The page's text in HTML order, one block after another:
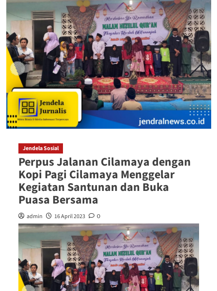
Jendela Sosial
Perpus Jalanan Cilamaya dengan
Kopi Pagi Cilamaya Menggelar
Kegiatan Santunan dan Buka
Puasa Bersama
admin 16 April 2023 0